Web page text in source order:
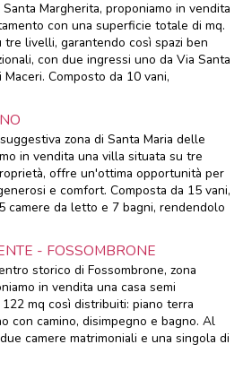
Margherita, proponiamo in vendita
con una superficie totale di mq.
tre livelli, garantendo così spazi ben
con due ingressi uno da Via Santa
Composto da 10 vani,
zona di Santa Maria delle
in vendita una villa situata su tre
offre un'ottima opportunità per
e comfort. Composta da 15 vani,
camere da letto e 7 bagni, rendendolo
- FOSSOMBRONE
storico di Fossombrone, zona
in vendita una casa semi
mq così distribuiti: piano terra
con camino, disimpegno e bagno. Al
camere matrimoniali e una singola di